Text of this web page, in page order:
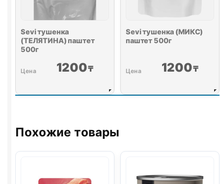
Sevi тушенка
(ТЕЛЯТИНА) паштет
500г
1200₸
Sevi тушенка (МИКС)
паштет 500г
1200₸
Похожие товары